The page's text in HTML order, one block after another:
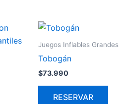
Juegos Inflables Grandes
Tobogán
$73.990
RESERVAR